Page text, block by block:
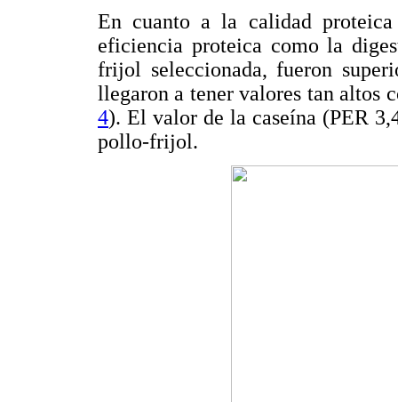
En cuanto a la calidad
eficiencia proteica como la
frijol seleccionada, fueron
llegaron a tener valores tan altos
4). El valor de la caseína (PER
pollo-frijol.